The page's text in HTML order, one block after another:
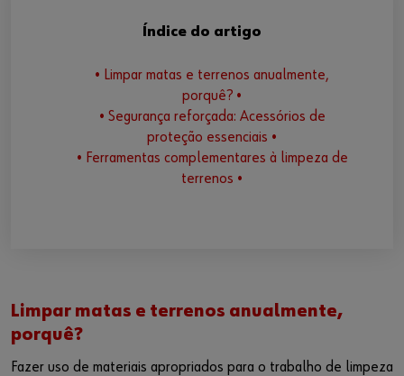
Índice do artigo
• Limpar matas e terrenos anualmente,
porquê? •
• Segurança reforçada: Acessórios de
proteção essenciais •
• Ferramentas complementares à limpeza de
terrenos •
Limpar matas e terrenos anualmente,
porquê?
Fazer uso de materiais apropriados para o trabalho de limpeza